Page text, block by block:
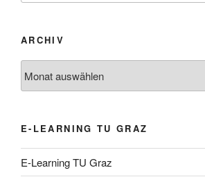
ARCHIV
E-LEARNING TU GRAZ
E-Learning TU Graz